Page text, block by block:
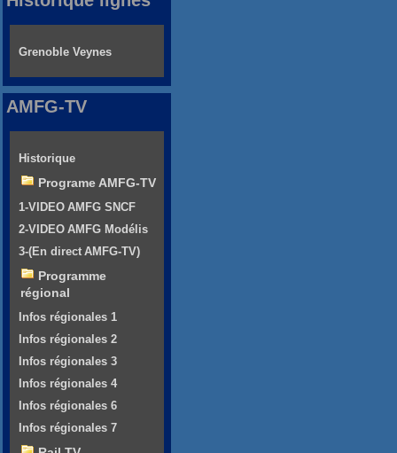
Grenoble Veynes
AMFG-TV
Historique
Programe AMFG-TV
1-VIDEO AMFG SNCF
2-VIDEO AMFG Modélis
3-(En direct AMFG-TV)
Programme
régional
Infos régionales 1
Infos régionales 2
Infos régionales 3
Infos régionales 4
Infos régionales 6
Infos régionales 7